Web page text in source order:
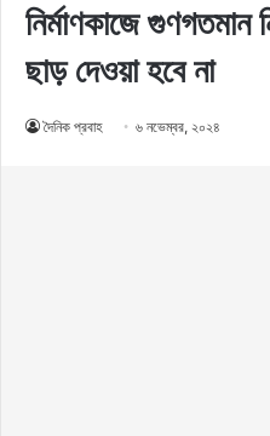
নির্মাণকাজে গুণগতমান
ছাড় দেওয়া হবে না
দৈনিক প্রবাহ ৬ নভেম্বর, ২০২৪